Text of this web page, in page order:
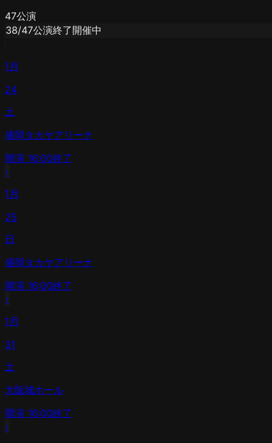
47公演
38/47公演終了開催中
1月
24
土
盛岡タカヤアリーナ
開演 16:00終了
›
1月
25
日
盛岡タカヤアリーナ
開演 16:00終了
›
1月
31
土
大阪城ホール
開演 16:00終了
›